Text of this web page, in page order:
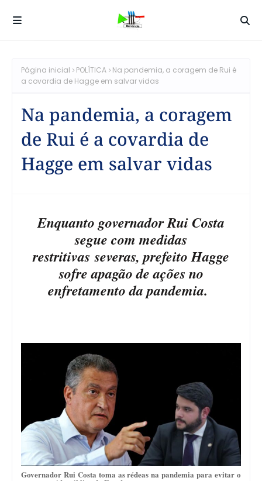
Página inicial POLÍTICA
Na pandemia, a coragem de Rui é
a covardia de Hagge em salvar vidas
Na pandemia, a coragem
de Rui é a covardia de
Hagge em salvar vidas
Enquanto governador Rui Costa
segue com medidas
restritivas severas, prefeito Hagge
sofre apagão de ações no
enfretamento da pandemia.
Governador Rui Costa toma as rédeas na pandemia para evitar o